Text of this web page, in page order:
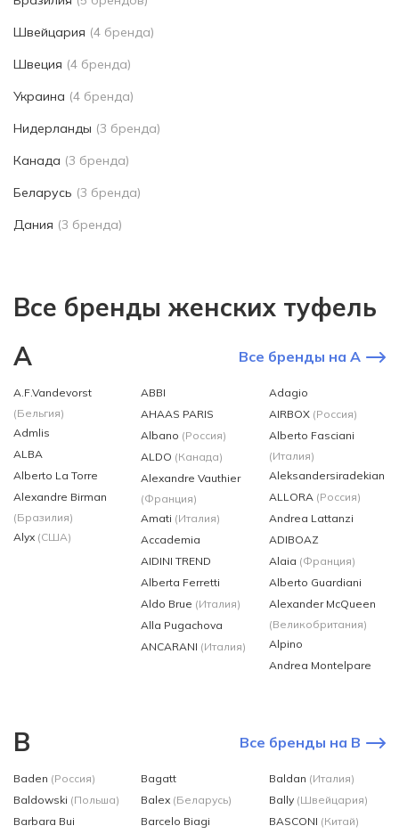
Швейцария (4 бренда)
Швеция (4 бренда)
Украина (4 бренда)
Нидерланды (3 бренда)
Канада (3 бренда)
Беларусь (3 бренда)
Дания (3 бренда)
Все бренды женских туфель
A
Все бренды на A
A.F.Vandevorst
(Бельгия)
Admlis
ALBA
Alberto La Torre
Alexandre Birman
(Бразилия)
Alyx (США)
ABBI
AHAAS PARIS
Albano (Россия)
ALDO (Канада)
Alexandre Vauthier
(Франция)
Amati (Италия)
Accademia
AIDINI TREND
Alberta Ferretti
Aldo Brue (Италия)
Alla Pugachova
ANCARANI (Италия)
Adagio
AIRBOX (Россия)
Alberto Fasciani
(Италия)
Aleksandersiradekian
ALLORA (Россия)
Andrea Lattanzi
ADIBOAZ
Alaia (Франция)
Alberto Guardiani
Alexander McQueen
(Великобритания)
Alpino
Andrea Montelpare
B Все бренды на B
Baden (Россия)
Baldowski (Польша)
Barbara Bui
Bagatt
Balex (Беларусь)
Barcelo Biagi
Baldan (Италия)
Bally (Швейцария)
BASCONI (Китай)